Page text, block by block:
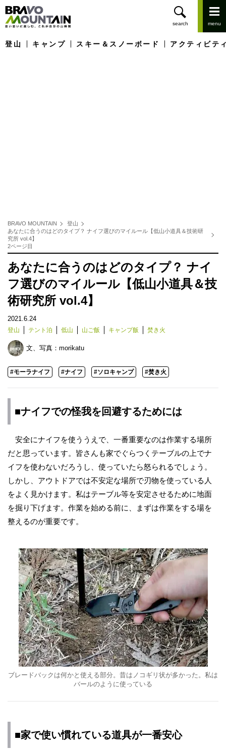
登山 キャンプ スキー＆スノーボード アクティビテ
BRAVO MOUNTAIN
登山
あなたに合うのはどのタイプ？ ナイフ選びのマイルール【低山小道具＆技術研
究所 vol.4】
2ページ目
あなたに合うのはどのタイプ？ ナイ
フ選びのマイルール【低山小道具＆技
術研究所 vol.4】
2021.6.24
登山 テント泊 低山 山ご飯 キャンプ飯 焚き火
文、写真： morikatu
#モーラナイフ #ナイフ #ソロキャンプ #焚き火
■ナイフでの怪我を回避するためには
安全にナイフを使ううえで、一番重要なのは作業する場所
だと思っています。皆さんも家でぐらつくテーブルの上でナ
イフを使わないだろうし、使っていたら怒られるでしょう。
しかし、アウトドアでは不安定な場所で刃物を使っている人
をよく見かけます。私はテーブル等を安定させるために地面
を掘り下げます。作業を始める前に、まずは作業をする場を
整えるのが重要です。
ブレードバックは何かと使える部分。昔はノコギリ状が多かった。私は
バールのように使っている
■家で使い慣れている道具が一番安心